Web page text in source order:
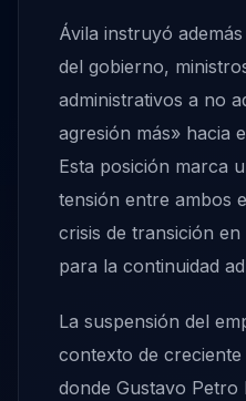
Ávila instruyó
del gobierno,
administrativos a no
agresión más» hacia
Esta posición marca
tensión entre ambos
crisis de transición
para la continuidad
La suspensión del
contexto de
donde Gustavo Petro